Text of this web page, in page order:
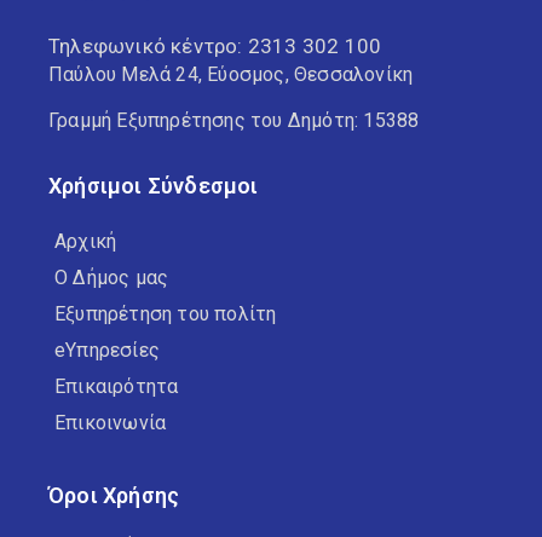
Τηλεφωνικό κέντρο: 2313 302 100
Παύλου Μελά 24, Εύοσμος, Θεσσαλονίκη
Γραμμή Εξυπηρέτησης του Δημότη: 15388
Χρήσιμοι Σύνδεσμοι
Αρχική
Ο Δήμος μας
Εξυπηρέτηση του πολίτη
eΥπηρεσίες
Επικαιρότητα
Επικοινωνία
Όροι Χρήσης